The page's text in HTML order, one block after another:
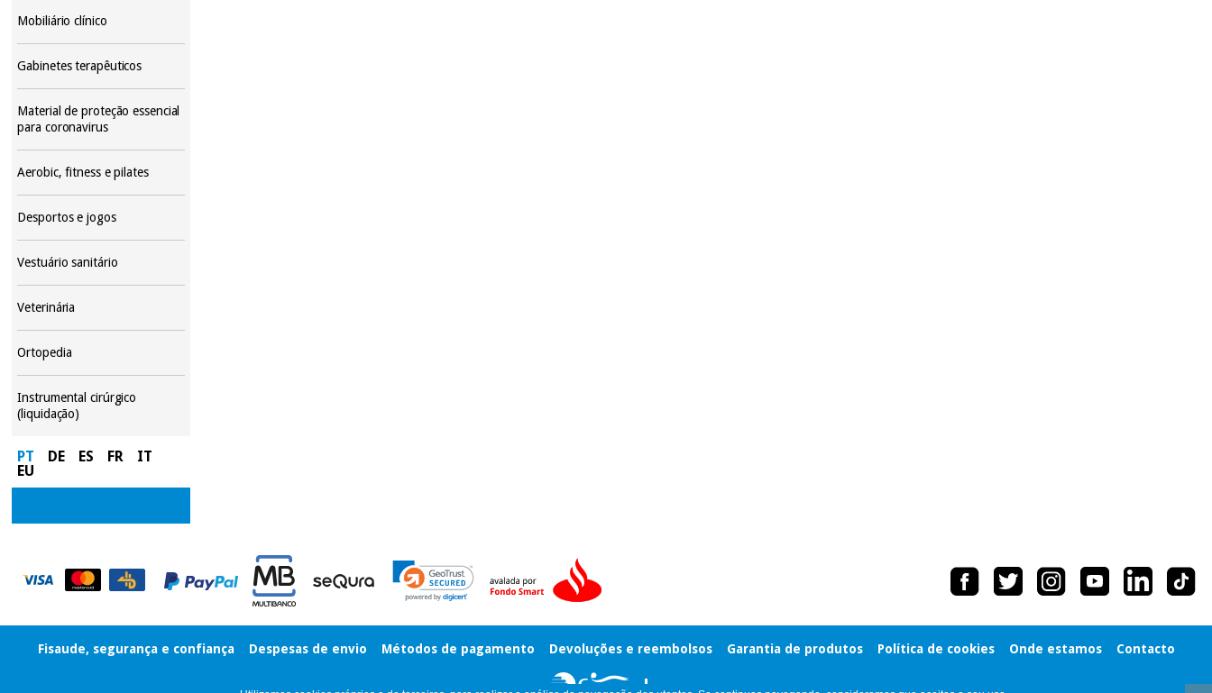
Mobiliário clínico
Gabinetes terapêuticos
Material de proteção essencial
para coronavirus
Aerobic, fitness e pilates
Desportos e jogos
Vestuário sanitário
Veterinária
Ortopedia
Instrumental cirúrgico
(liquidação)
PT DE ES FR
IT
EU
Fisaude, segurança e confiança Despesas de envio Métodos de pagamento Devoluções e reembolsos Garantia de produtos Política de cookies Onde estamos Contacto